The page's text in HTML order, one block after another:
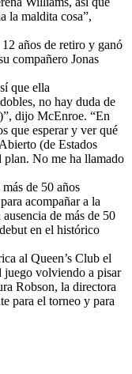
la maldita cosa”,
años de retiro y ganó
compañero Jonas
que ella
no hay duda de
dijo McEnroe. “En
que esperar y ver qué
(de Estados
plan. No me ha llamado
más de 50 años
acompañar a la
de más de 50
en el histórico
al Queen’s Club el
juego volviendo a pisar
Robson, la directora
para el torneo y para